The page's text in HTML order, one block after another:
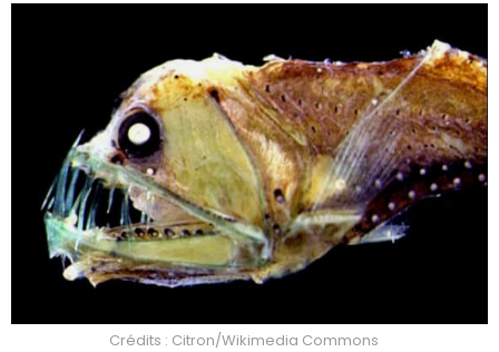
Crédits : Citron/Wikimedia Commons